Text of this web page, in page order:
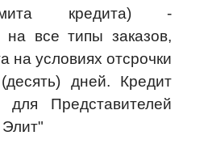
кредита) -
на все типы заказов,
на условиях отсрочки
дней. Кредит
для Представителей